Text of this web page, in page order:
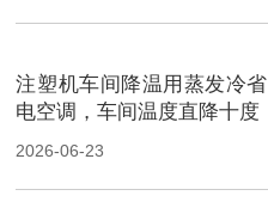
注塑机车间降温用蒸发冷省
电空调，车间温度直降十度
2026-06-23